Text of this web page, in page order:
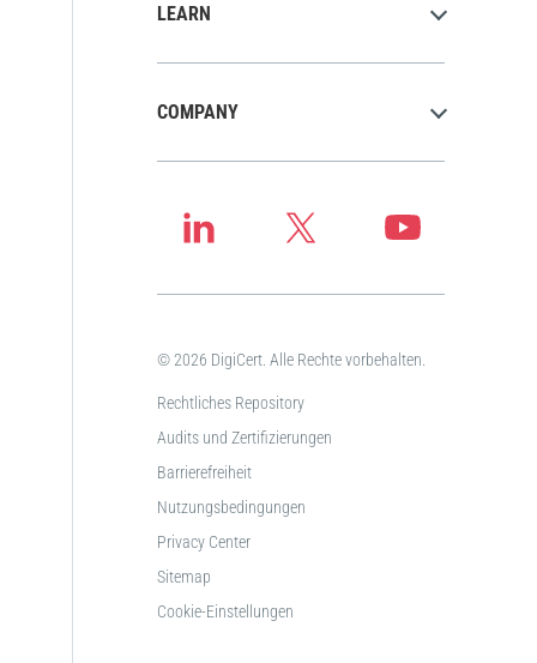
LEARN
COMPANY
© 2026 DigiCert. Alle Rechte vorbehalten.
Rechtliches Repository
Audits und Zertifizierungen
Barrierefreiheit
Nutzungsbedingungen
Privacy Center
Sitemap
Cookie-Einstellungen